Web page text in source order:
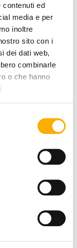
contenuti ed
media e per
inoltre
sito con i
dei dati web,
combinarle
o che hanno